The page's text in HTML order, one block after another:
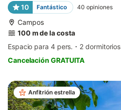
10 Fantástico 40 opiniones
Campos
100 m de la costa
Espacio para 4 pers.
2 dormitorios
Cancelación GRATUITA
Anfitrión estrella